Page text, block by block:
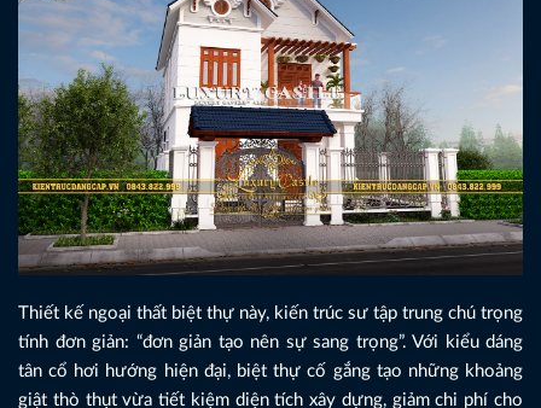
Thiết kế ngoại thất biệt thự này, kiến trúc sư tập trung chú trọng
tính đơn giản: “đơn giản tạo nên sự sang trọng”. Với kiểu dáng
tân cổ hơi hướng hiện đại, biệt thự cố gắng tạo những khoảng
giật thò thụt vừa tiết kiệm diện tích xây dựng, giảm chi phí cho